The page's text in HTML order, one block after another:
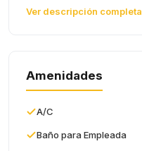
Ubicada en el corazó…
Ver descripción completa
Amenidades
A/C
Baño para Empleada